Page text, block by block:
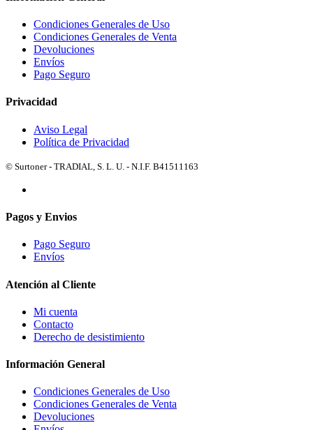
Condiciones Generales de Uso
Condiciones Generales de Venta
Devoluciones
Envíos
Pago Seguro
Privacidad
Aviso Legal
Política de Privacidad
© Surtoner - TRADIAL, S. L. U. - N.I.F. B41511163
Pagos y Envios
Pago Seguro
Envíos
Atención al Cliente
Mi cuenta
Contacto
Derecho de desistimiento
Información General
Condiciones Generales de Uso
Condiciones Generales de Venta
Devoluciones